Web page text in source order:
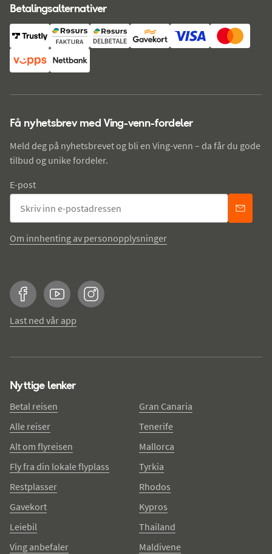
Betalingsalternativer
Få nyhetsbrev med Ving-venn-fordeler
Meld deg på nyhetsbrevet og bli en Ving-venn – da får du gode
tilbud og unike fordeler.
E-post
Om innhenting av personopplysninger
FacebookYouTubeInstagram
Last ned vår app
Nyttige lenker
Betal reisen
Alle reiser
Alt om flyreisen
Fly fra din lokale flyplass
Restplasser
Gavekort
Leiebil
Ving anbefaler
Gran Canaria
Tenerife
Mallorca
Tyrkia
Rhodos
Kypros
Thailand
Maldivene